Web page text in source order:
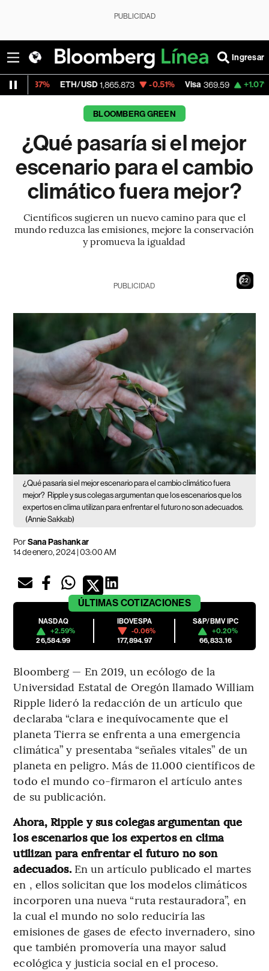
PUBLICIDAD
Ingresar
ETH/USD 1,865.873 -0.51% Visa 369.59 +1.07%
BLOOMBERG GREEN
¿Qué pasaría si el mejor
escenario para el cambio
climático fuera mejor?
Científicos sugieren un nuevo camino para que el
mundo reduzca las emisiones, mejore la conservación
y promueva la igualdad
21
PUBLICIDAD
¿Qué pasaría si el mejor escenario para el cambio climático fuera
mejor? Ripple y sus colegas argumentan que los escenarios que los
expertos en clima utilizan para enfrentar el futuro no son adecuados.
(Annie Sakkab)
PorSana Pashankar
14 de enero, 2024 | 03:00 AM
ÚLTIMAS COTIZACIONES
NASDAQ
+2.59%
26,584.99
IBOVESPA
-0.06%
177,894.97
S&P/BMV IPC
+0.20%
66,833.16
Bloomberg — En 2019, un ecólogo de la
Universidad Estatal de Oregón llamado William
Ripple lideró la redacción de un artículo que
declaraba “clara e inequívocamente que el
planeta Tierra se enfrenta a una emergencia
climática” y presentaba “señales vitales” de un
planeta en peligro. Más de 11.000 científicos de
todo el mundo co-firmaron el artículo antes
de su publicación.
Ahora, Ripple y sus colegas argumentan que
los escenarios que los expertos en clima
utilizan para enfrentar el futuro no son
adecuados.En un artículo publicado el martes
en , ellos solicitan que los modelos climáticos
incorporen una nueva “ruta restauradora”, en
la cual el mundo no solo reduciría las
emisiones de gases de efecto invernadero, sino
que también promovería una mayor salud
ecológica y justicia social en el proceso.